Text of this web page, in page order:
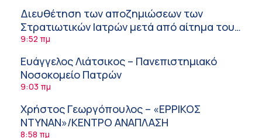
Διευθέτηση των αποζημιώσεων των
Στρατιωτικών Ιατρών μετά από αίτημα του
ΙΣΑ
9:52 πμ
Ευάγγελος Λιάτσικος – Πανεπιστημιακό
Νοσοκομείο Πατρών
9:03 πμ
Χρήστος Γεωργόπουλος – «ΕΡΡΙΚΟΣ
ΝΤΥΝΑΝ»/ΚΕΝΤΡΟ ΑΝΑΠΛΑΣΗ
8:58 πμ